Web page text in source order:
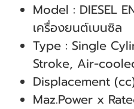
Model : DIESEL
เครื่องยนต์เบนซิล
Type : Single
Stroke, Air-
Displacement
Maz.Power x